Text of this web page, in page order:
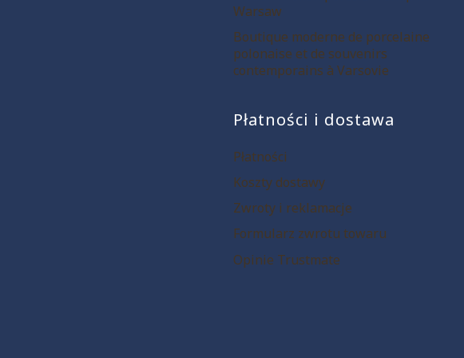
Warsaw
Boutique moderne de porcelaine
polonaise et de souvenirs
contemporains à Varsovie
Płatności i dostawa
Płatności
Koszty dostawy
Zwroty i reklamacje
Formularz zwrotu towaru
Opinie Trustmate